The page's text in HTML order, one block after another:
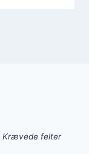
Krævede felter